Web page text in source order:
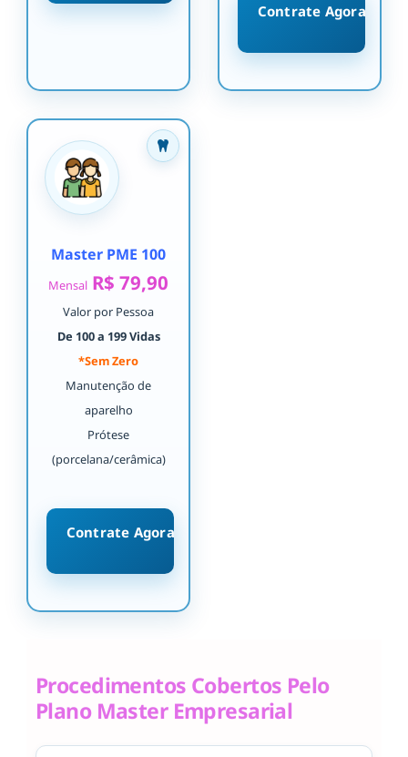
Contrate Agora
Master PME 100
Mensal R$ 79,90
Valor por Pessoa
De 100 a 199 Vidas
*Sem Zero
Manutenção de
aparelho
Prótese
(porcelana/cerâmica)
Contrate Agora
Procedimentos Cobertos Pelo
Plano Master Empresarial